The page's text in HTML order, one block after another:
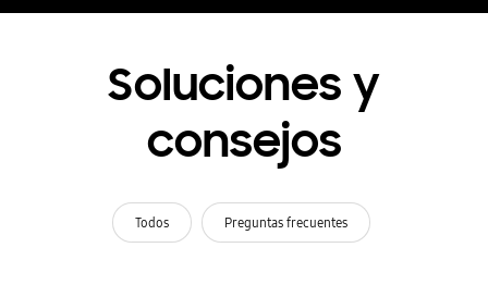
Soluciones y
consejos
Todos Preguntas frecuentes